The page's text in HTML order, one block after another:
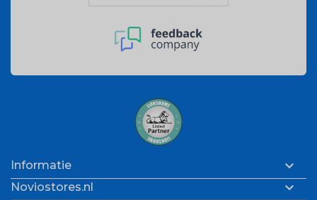
Informatie 
Noviostores.nl 